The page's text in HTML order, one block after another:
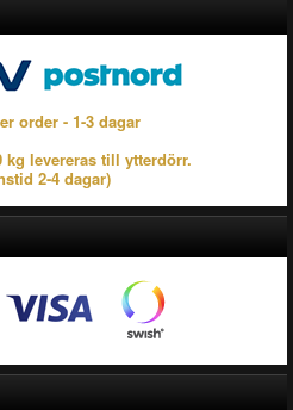
order - 1-3 dagar
kg levereras till ytterdörr.
2-4 dagar)